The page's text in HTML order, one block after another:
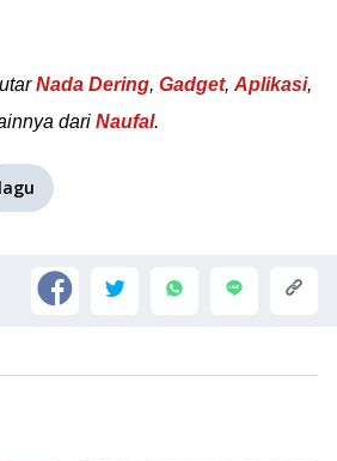
Nada Dering, Gadget, Aplikasi,
dari Naufal.
lagu